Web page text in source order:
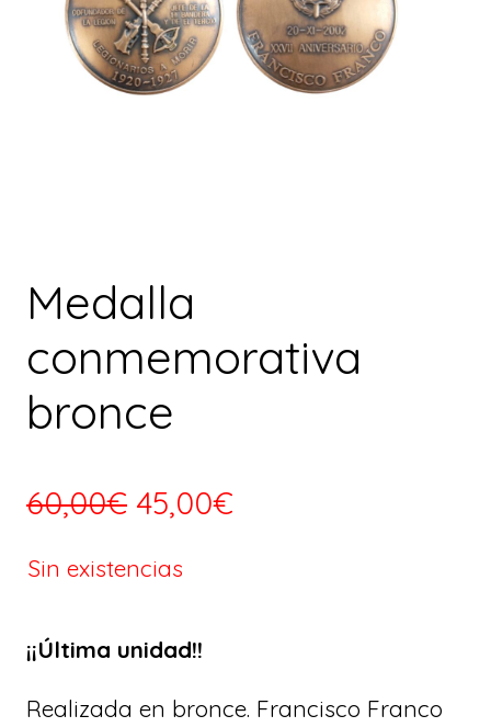
Medalla
conmemorativa
bronce
60,00€ E
r
e
45,00€
e
Sin existencias
¡¡Última unidad!!
Realizada en bronce. Francisco Franco